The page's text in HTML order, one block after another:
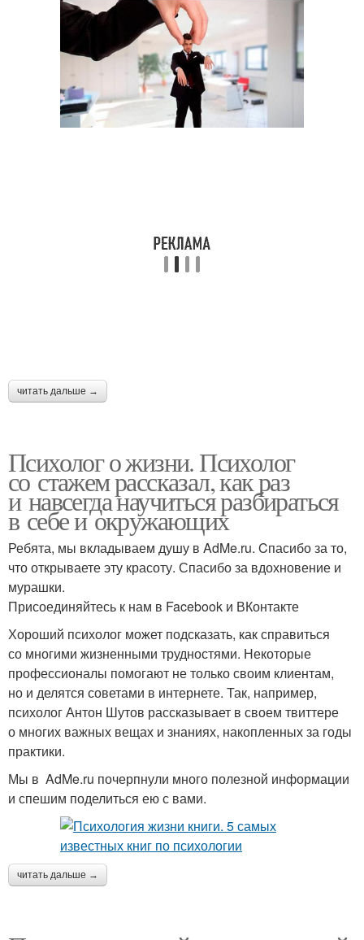
Детская психология Книги по манипуляции
Книги по семейной
психологии
Психологии для
женщин
читать дальше →
Психолог о жизни. Психолог
со стажем рассказал, как раз
и навсегда научиться разбираться
в себе и окружающих
Ребята, мы вкладываем душу в AdMe.ru. Cпасибо за то,
что открываете эту красоту. Спасибо за вдохновение и
мурашки.
Присоединяйтесь к нам в Facebook и ВКонтакте
Хороший психолог может подсказать, как справиться
со многими жизненными трудностями. Некоторые
профессионалы помогают не только своим клиентам,
но и делятся советами в интернете. Так, например,
психолог Антон Шутов рассказывает в своем твиттере
о многих важных вещах и знаниях, накопленных за годы
практики.
Мы в AdMe.ru почерпнули много полезной информации
и спешим поделиться ею с вами.
читать дальше →